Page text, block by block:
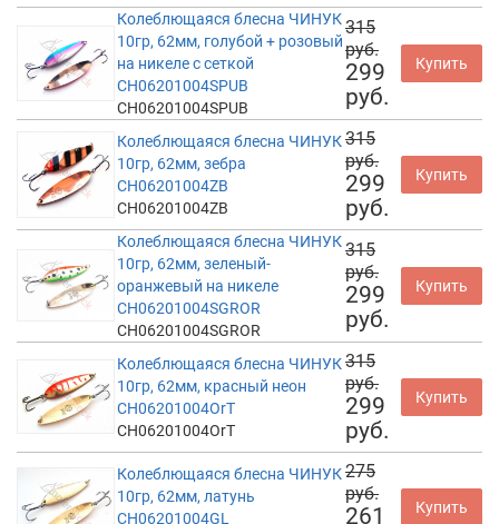
Колеблющаяся блесна ЧИНУК
10гр, 62мм, голубой + розовый
на никеле с сеткой
CH06201004SPUB
CH06201004SPUB
315
руб.
299
руб.
Купить
Колеблющаяся блесна ЧИНУК
10гр, 62мм, зебра
CH06201004ZB
CH06201004ZB
315
руб.
299
руб.
Купить
Колеблющаяся блесна ЧИНУК
10гр, 62мм, зеленый-
оранжевый на никеле
CH06201004SGROR
CH06201004SGROR
315
руб.
299
руб.
Купить
Колеблющаяся блесна ЧИНУК
10гр, 62мм, красный неон
CH06201004OrT
CH06201004OrT
315
руб.
299
руб.
Купить
Колеблющаяся блесна ЧИНУК
10гр, 62мм, латунь
CH06201004GL
275
руб.
261 Купить